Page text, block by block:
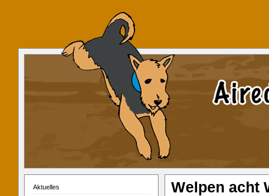
Aktuelles
Welpen acht